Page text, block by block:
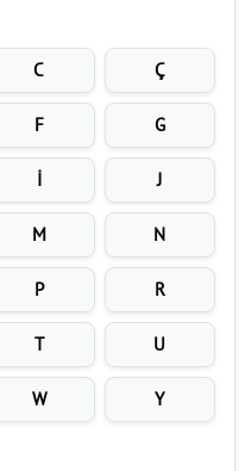
C Ç
F G
İ J
M N
P R
T U
W Y